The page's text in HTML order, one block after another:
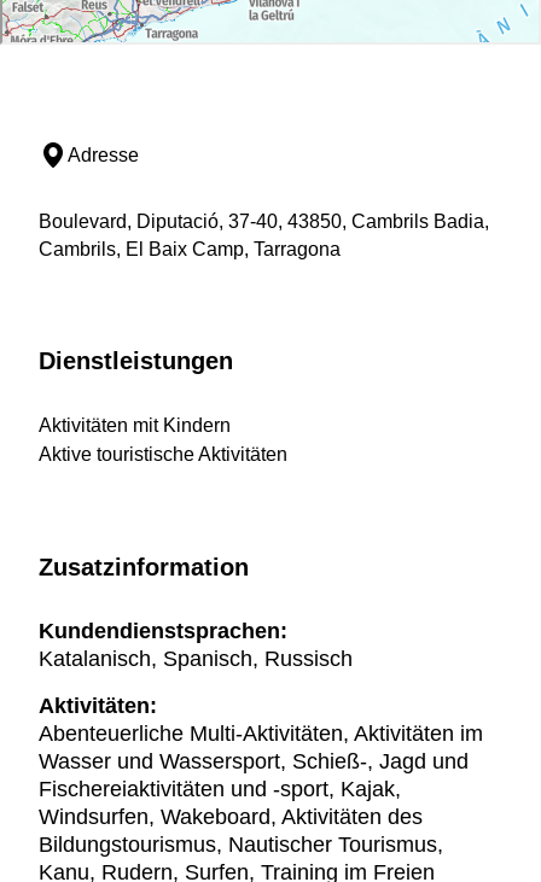
Adresse
Boulevard, Diputació, 37-40, 43850, Cambrils Badia,
Cambrils, El Baix Camp, Tarragona
Dienstleistungen
Aktivitäten mit Kindern
Aktive touristische Aktivitäten
Zusatzinformation
Kundendienstsprachen:
Katalanisch, Spanisch, Russisch
Aktivitäten:
Abenteuerliche Multi-Aktivitäten, Aktivitäten im
Wasser und Wassersport, Schieß-, Jagd und
Fischereiaktivitäten und -sport, Kajak,
Windsurfen, Wakeboard, Aktivitäten des
Bildungstourismus, Nautischer Tourismus,
Kanu, Rudern, Surfen, Training im Freien